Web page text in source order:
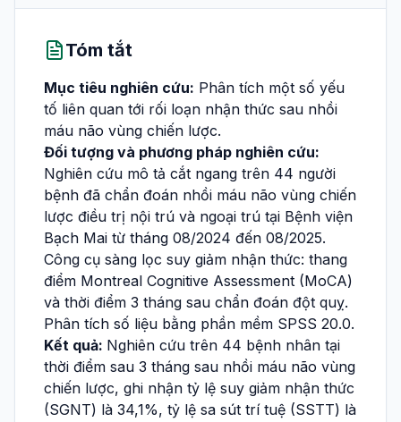
Tóm tắt
Mục tiêu nghiên cứu: Phân tích một số yếu
tố liên quan tới rối loạn nhận thức sau nhồi
máu não vùng chiến lược.
Đối tượng và phương pháp nghiên cứu:
Nghiên cứu mô tả cắt ngang trên 44 người
bệnh đã chẩn đoán nhồi máu não vùng chiến
lược điều trị nội trú và ngoại trú tại Bệnh viện
Bạch Mai từ tháng 08/2024 đến 08/2025.
Công cụ sàng lọc suy giảm nhận thức: thang
điểm Montreal Cognitive Assessment (MoCA)
và thời điểm 3 tháng sau chẩn đoán đột quỵ.
Phân tích số liệu bằng phần mềm SPSS 20.0.
Kết quả: Nghiên cứu trên 44 bệnh nhân tại
thời điểm sau 3 tháng sau nhồi máu não vùng
chiến lược, ghi nhận tỷ lệ suy giảm nhận thức
(SGNT) là 34,1%, tỷ lệ sa sút trí tuệ (SSTT) là